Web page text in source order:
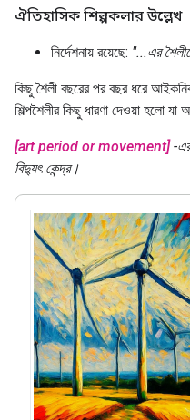
ঐতিহাসিক শিল্পকলার উল্লেখ
নির্দেশনায় রয়েছে: "...এর
কিছু শৈলী বছরের পর বছর ধরে
শিল্পশৈলীর কিছু ধারণা দেওয়া হলো যা
[art period or movement]-এর
বিদ্যুৎ কেন্দ্র।